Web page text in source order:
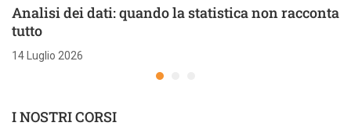
Analisi dei dati: quando la statistica non racconta
tutto
14 Luglio 2026
I NOSTRI CORSI